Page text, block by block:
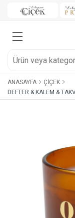
ANASAYFA
ÇIÇEK
DEFTER & KALEM &